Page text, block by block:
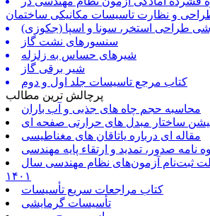
و نظارت تاسیسات مکانیکی ساختمان
طراحی استخر، سونا و اسپا (جکوزی)
سنسورهای نشت گاز
شیرهای حساس به زلزله
شیر برقی گاز
کتاب مرجع تاسیسات جلد اول و دوم
پرچالش ترین مطالب
محاسبه حجم چاه های جذبی و آب باران
ساختار مبدل های حرارتی صفحه ای
مقاله ای درباره یاتاقان های مغناطیسی
نامه صدور، تمدید و ارتقاء پایه مهندسی
ثبت‌نام آزمون‌های نظام مهندسی سال
۱۴۰۱
کتاب مراجعات سریع تأسیسات
تأسیسات گرمایشی